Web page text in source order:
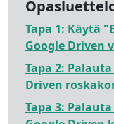
Tapa 1: Käytä
Google Driven
Tapa 2:
Driven
Tapa 3: